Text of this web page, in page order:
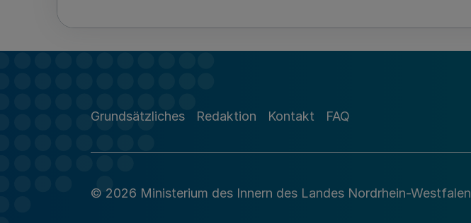
Grundsätzliches Redaktion Kontakt FAQ
© 2026 Ministerium des Innern des Landes Nordrhein-Westfalen